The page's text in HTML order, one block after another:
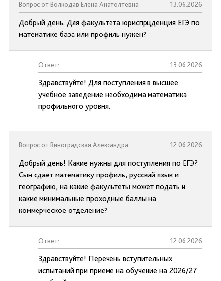
Вопрос от Волкодав Елена Анатолтевна 13.06.2026
Добрый день. Для факультета юриспрцденция ЕГЭ по
математике база или профиль нужен?
Ответ: 13.06.2026
Здравствуйте! Для поступления в высшее
учебное заведение необходима математика
профильного уровня.
Вопрос от Виноградская Александра 12.06.2026
Добрый день! Какие нужны для поступления по ЕГЭ?
Сын сдает математику профиль, русский язык и
географию, на какие факультеты может подать и
какие минимальные проходные баллы на
коммерческое отделение?
Ответ: 12.06.2026
Здравствуйте! Перечень вступительных
испытаний при приеме на обучение на 2026/27